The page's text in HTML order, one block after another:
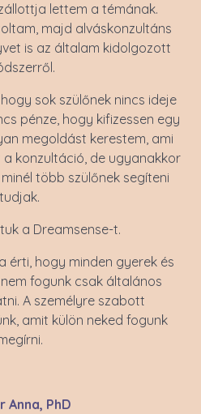
lettem a témának.
majd alváskonzultáns
is az általam kidolgozott
sok szülőnek nincs ideje
pénze, hogy kifizessen egy
megoldást kerestem, ami
konzultáció, de ugyanakkor
több szülőnek segíteni
tudjak.
a Dreamsense-t.
érti, hogy minden gyerek és
fogunk csak általános
A személyre szabott
amit külön neked fogunk
Anna, PhD